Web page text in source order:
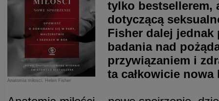
Anatomia miłosci. Helen Fisher
tylko bestsellerem,
dotyczącą
Fisher dalej jednak
badania nad
przywiązaniem i
ta całkowicie nowa